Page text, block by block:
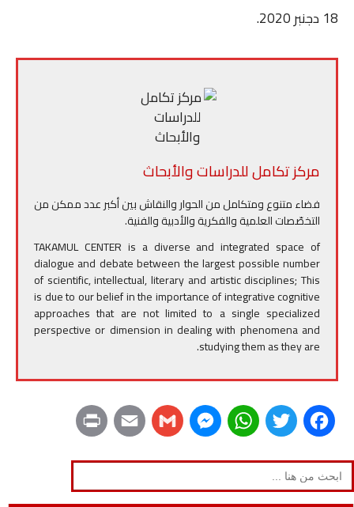
18 دجنبر 2020.
مركز تكامل للدراسات والأبحاث
فضاء متنوع ومتكامل من الحوار والنقاش بين أكبر عدد ممكن من
التخصّصات العلمية والفكرية والأدبية والفنية.
TAKAMUL CENTER is a diverse and integrated space of
dialogue and debate between the largest possible number
of scientific, intellectual, literary and artistic disciplines; This
is due to our belief in the importance of integrative cognitive
approaches that are not limited to a single specialized
perspective or dimension in dealing with phenomena and
studying them as they are.
F
a
c
T
w
i
W
h
a
M
e
s
G
m
a
E
m
a
r
i
Search
for: